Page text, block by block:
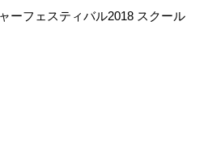
ーフェスティバル2018 スクール